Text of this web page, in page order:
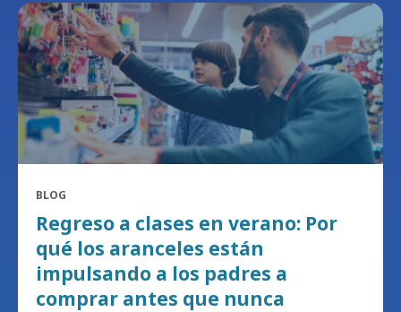
BLOG
Regreso a clases en verano: Por
qué los aranceles están
impulsando a los padres a
comprar antes que nunca